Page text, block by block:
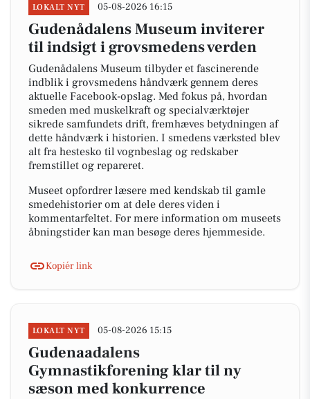
LOKALT NYT 05-08-2026 16:15
Gudenådalens Museum inviterer
til indsigt i grovsmedens verden
Gudenådalens Museum tilbyder et fascinerende
indblik i grovsmedens håndværk gennem deres
aktuelle Facebook-opslag. Med fokus på, hvordan
smeden med muskelkraft og specialværktøjer
sikrede samfundets drift, fremhæves betydningen af
dette håndværk i historien. I smedens værksted blev
alt fra hestesko til vognbeslag og redskaber
fremstillet og repareret.
Museet opfordrer læsere med kendskab til gamle
smedehistorier om at dele deres viden i
kommentarfeltet. For mere information om museets
åbningstider kan man besøge deres hjemmeside.
Kopiér link
LOKALT NYT 05-08-2026 15:15
Gudenaadalens
Gymnastikforening klar til ny
sæson med konkurrence